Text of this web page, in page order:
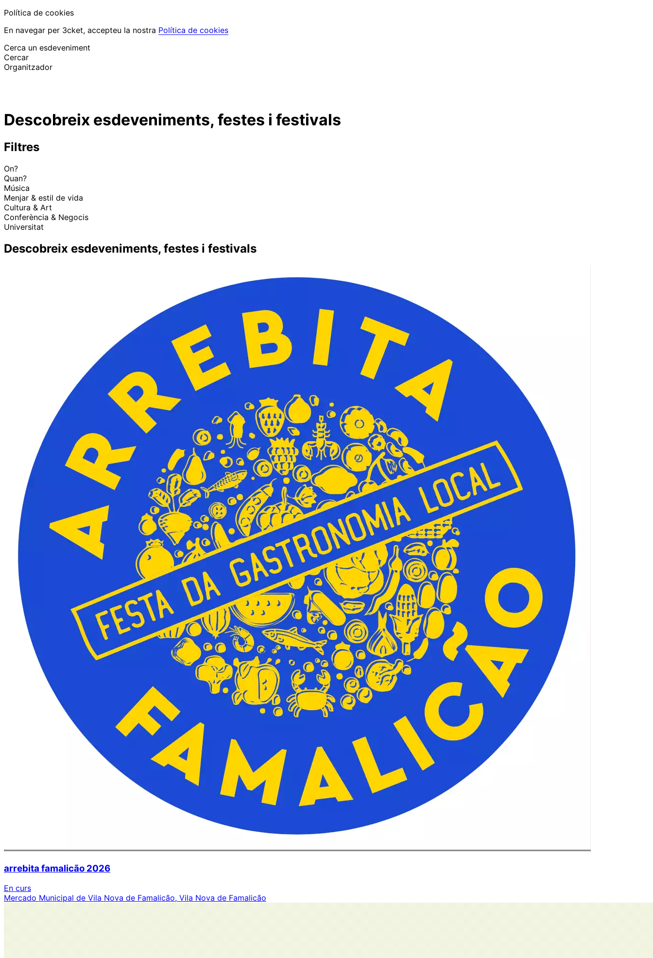
Política de cookies
En navegar per 3cket, accepteu la nostra Política de cookies
Cerca un esdeveniment
Cercar
Organitzador
Suport al participantHe perdut la meva entrada
Descobreix esdeveniments, festes i festivals
Filtres
On?
Quan?
Música
Menjar & estil de vida
Cultura & Art
Conferència & Negocis
Universitat
Descobreix esdeveniments, festes i festivals
arrebita famalicão 2026
En curs
Mercado Municipal de Vila Nova de Famalicão, Vila Nova de Famalicão